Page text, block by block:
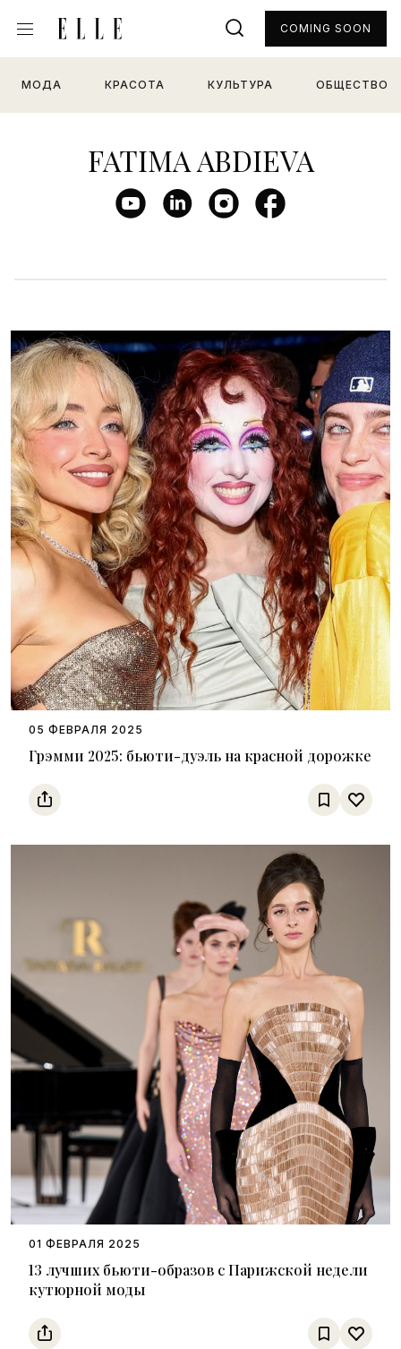
МОДА КРАСОТА КУЛЬТУРА ОБЩЕСТВО
COMING SOON
FATIMA ABDIEVA
Грэмми 2025: бьюти-дуэль на красной дорожке
05 ФЕВРАЛЯ 2025
13 лучших бьюти-образов с Парижской недели
кутюрной моды
01 ФЕВРАЛЯ 2025